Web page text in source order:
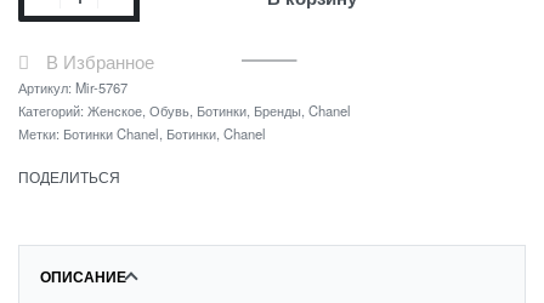
В Избранное
Артикул: Mir-5767
Категорий: Женское Обувь Ботинки Бренды Chanel
Метки: Ботинки Chanel Ботинки Chanel
ПОДЕЛИТЬСЯ
ОПИСАНИЕ